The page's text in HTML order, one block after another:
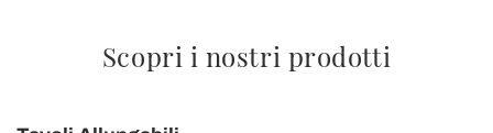
Scopri i nostri prodotti